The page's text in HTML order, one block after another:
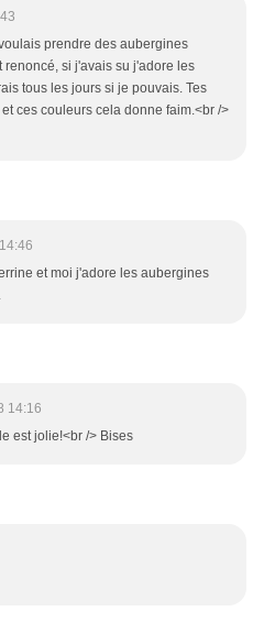
prendre des aubergines
renoncé, si j'avais su j'adore les
tous les jours si je pouvais. Tes
ces couleurs cela donne faim.<br />
et moi j'adore les aubergines
14:16
est jolie!<br /> Bises